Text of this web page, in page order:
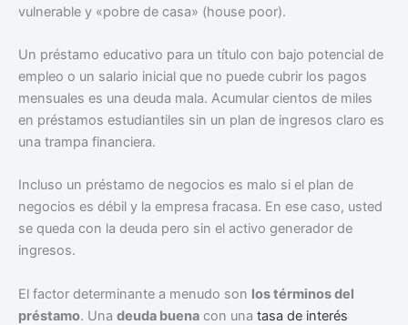
vulnerable y «pobre de casa» (house poor).
Un préstamo educativo para un título con bajo potencial de
empleo o un salario inicial que no puede cubrir los pagos
mensuales es una deuda mala. Acumular cientos de miles
en préstamos estudiantiles sin un plan de ingresos claro es
una trampa financiera.
Incluso un préstamo de negocios es malo si el plan de
negocios es débil y la empresa fracasa. En ese caso, usted
se queda con la deuda pero sin el activo generador de
ingresos.
El factor determinante a menudo son los términos del
préstamo. Una deuda buena con una tasa de interés